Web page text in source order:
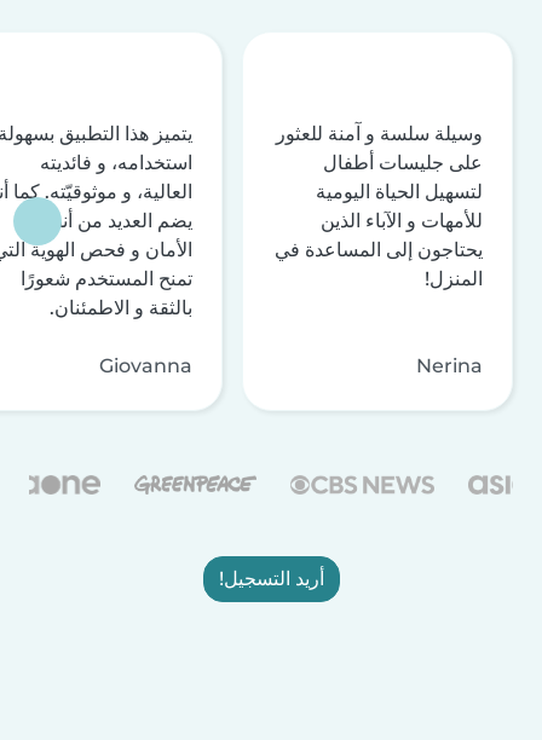
وسيلة سلسة و آمنة للعثور
على جليسات أطفال
لتسهيل الحياة اليومية
للأمهات و الآباء الذين
يحتاجون إلى المساعدة في
المنزل!
Nerina
يتميز هذا التطبيق
استخدامه، و فائديته
العالية، و موثوقيّته. كما
يضم العديد من أنظمة
الأمان و فحص الهوية
تمنح المستخدم شعورًا
بالثقة و الاطمئنان.
Giovanna
أريد التسجيل!